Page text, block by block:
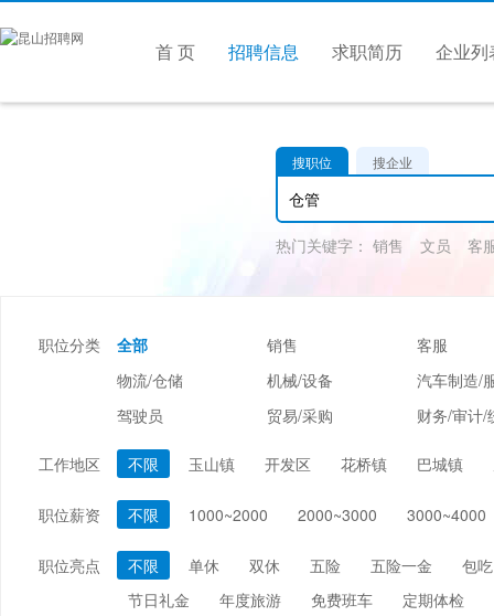
首 页 招聘信息 求职简历 企业列
搜职位 搜企业
热门关键字： 销售 文员 客
职位分类 全部 销售
客服
物流/仓储
机械/设备
汽车制造/
驾驶员
贸易/采购
财务/审计/
美容/美发
编辑/出版/印刷
金融/证券/投资
保险
能源/电力/矿产
化工 环保
工作地区 不限 玉山镇 开发区 花桥镇 巴城镇
职位薪资 不限 1000~2000 2000~3000 3000~4000
职位亮点 不限 单休 双休 五险 五险一金
包吃
节日礼金
年度旅游 免费班车 定期体检